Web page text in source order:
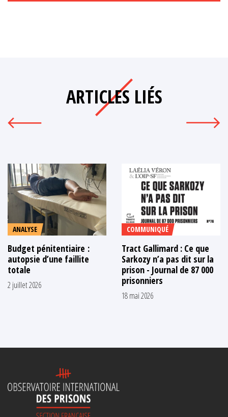
ARTICLES LIÉS
ANALYSE
Budget pénitentiaire :
autopsie d’une faillite
totale
2 juillet 2026
COMMUNIQUÉ
Tract Gallimard : Ce que
Sarkozy n’a pas dit sur la
prison - Journal de 87 000
prisonniers
18 mai 2026